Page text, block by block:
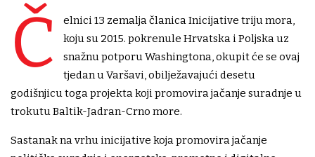
Č
elnici 13 zemalja članica Inicijative triju mora,
koju su 2015. pokrenule Hrvatska i Poljska uz
snažnu potporu Washingtona, okupit će se ovaj
tjedan u Varšavi, obilježavajući desetu
godišnjicu toga projekta koji promovira jačanje suradnje u
trokutu Baltik-Jadran-Crno more.
Sastanak na vrhu inicijative koja promovira jačanje